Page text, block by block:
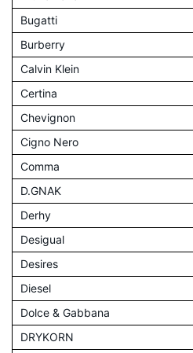
Bugatti
Burberry
Calvin Klein
Certina
Chevignon
Cigno Nero
Comma
D.GNAK
Derhy
Desigual
Desires
Diesel
Dolce & Gabbana
DRYKORN